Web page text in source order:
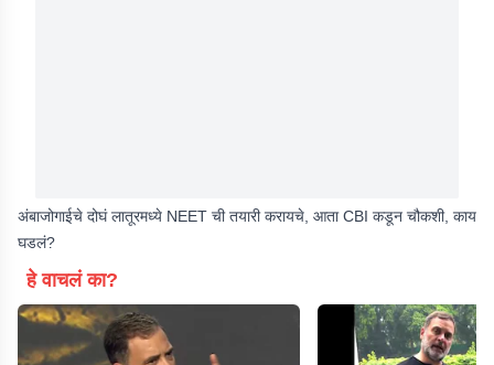
अंबाजोगाईचे दोघं लातूरमध्ये NEET ची तयारी करायचे, आता CBI कडून चौकशी, काय
घडलं?
हे वाचलं का?